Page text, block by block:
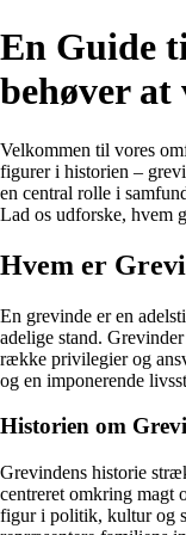
En Guide
behøver at
Velkommen til vores
figurer i historien –
en central rolle i
Lad os udforske, hvem
Hvem er
En grevinde er en
adelige stand.
række privilegier og
og en imponerende
Historien om
Grevindens historie
centreret omkring magt
figur i politik, kultur og